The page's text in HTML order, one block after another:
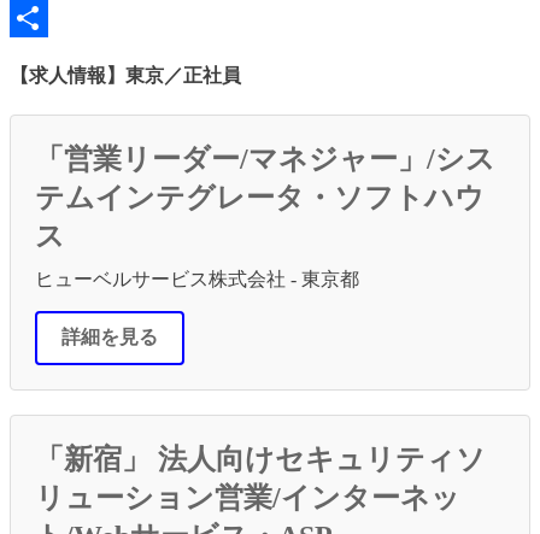
Line
【求人情報】東京／正社員
「営業リーダー/マネジャー」/シス
テムインテグレータ・ソフトハウ
ス
ヒューベルサービス株式会社 - 東京都
詳細を見る
「新宿」 法人向けセキュリティソ
リューション営業/インターネッ